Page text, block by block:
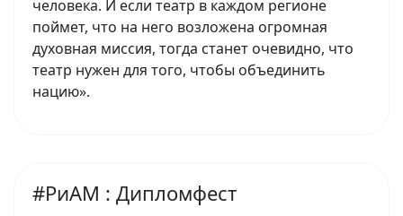
человека. И если театр в каждом регионе
поймет, что на него возложена огромная
духовная миссия, тогда станет очевидно, что
театр нужен для того, чтобы объединить
нацию».
#РиАМ : Дипломфест